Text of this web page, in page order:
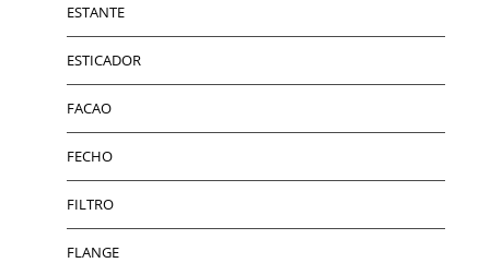
ESTANTE
ESTICADOR
FACAO
FECHO
FILTRO
FLANGE